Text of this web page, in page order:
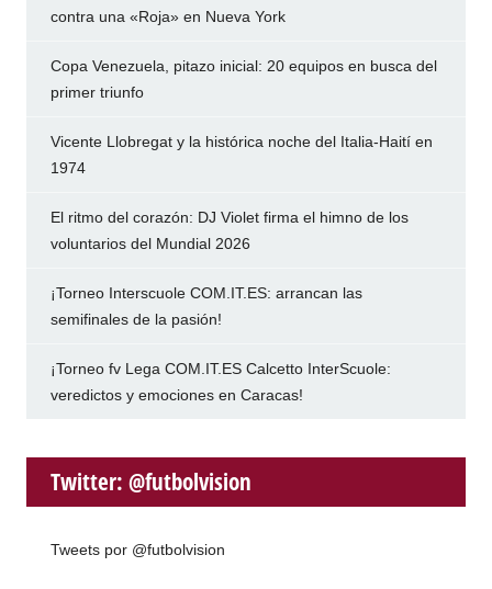
contra una «Roja» en Nueva York
Copa Venezuela, pitazo inicial: 20 equipos en busca del
primer triunfo
Vicente Llobregat y la histórica noche del Italia-Haití en
1974
El ritmo del corazón: DJ Violet firma el himno de los
voluntarios del Mundial 2026
¡Torneo Interscuole COM.IT.ES: arrancan las
semifinales de la pasión!
¡Torneo fv Lega COM.IT.ES Calcetto InterScuole:
veredictos y emociones en Caracas!
Twitter: @futbolvision
Tweets por @futbolvision